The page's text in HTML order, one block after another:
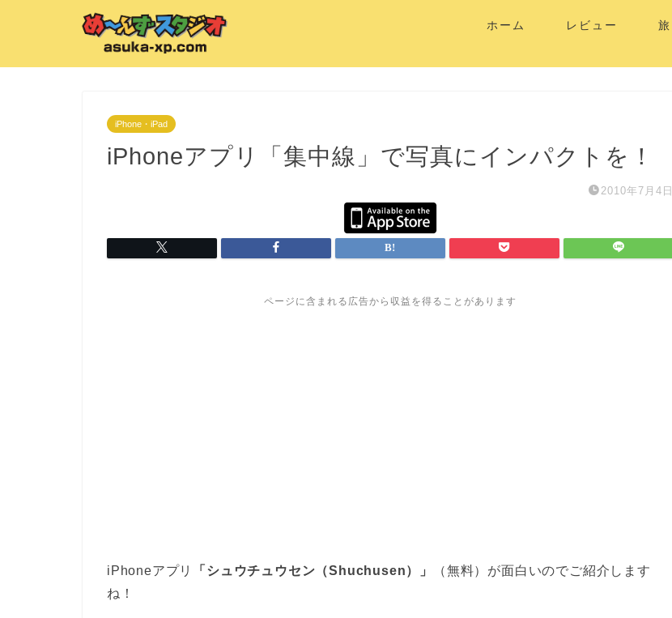
ホーム レビュー 旅
iPhone・iPad
iPhoneアプリ「集中線」で写真にインパクトを！
2010年7月4日
ページに含まれる広告から収益を得ることがあります
iPhoneアプリ 「シュウチュウセン（Shuchusen）」
（無料）が面白いのでご紹介します
ね！